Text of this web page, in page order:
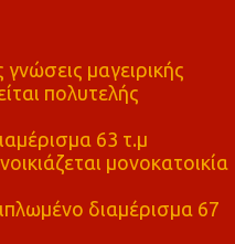
μαγειρικής
πολυτελής
63 τ.μ
μονοκατοικία
διαμέρισμα 67